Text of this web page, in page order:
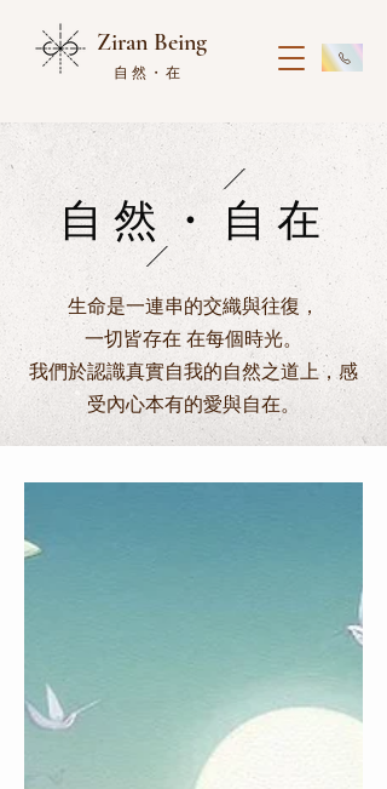
Ziran Being
自然・在
自然・自在
生命是一連串的交織與往復，
一切皆存在 在每個時光。
我們於認識真實自我的自然之道上，感
受內心本有的愛與自在。